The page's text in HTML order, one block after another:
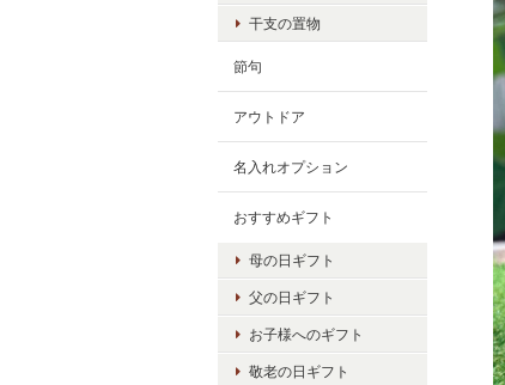
干支の置物
節句
アウトドア
名入れオプション
おすすめギフト
母の日ギフト
父の日ギフト
お子様へのギフト
敬老の日ギフト